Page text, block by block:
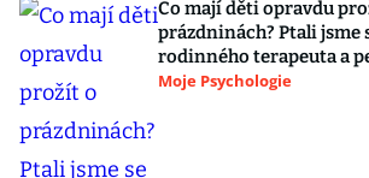
Co mají děti opravdu
prázdninách? Ptali jsme
rodinného terapeuta a
Moje Psychologie